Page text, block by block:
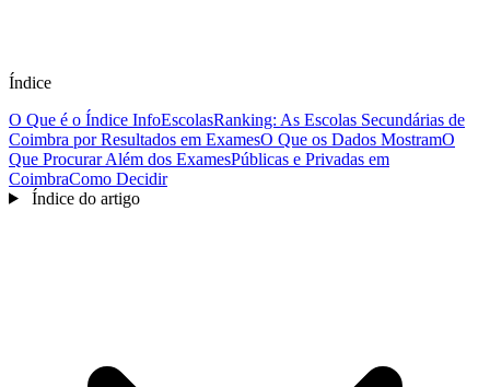
Índice
O Que é o Índice InfoEscolasRanking: As Escolas Secundárias de
Coimbra por Resultados em ExamesO Que os Dados MostramO
Que Procurar Além dos ExamesPúblicas e Privadas em
CoimbraComo Decidir
Índice do artigo